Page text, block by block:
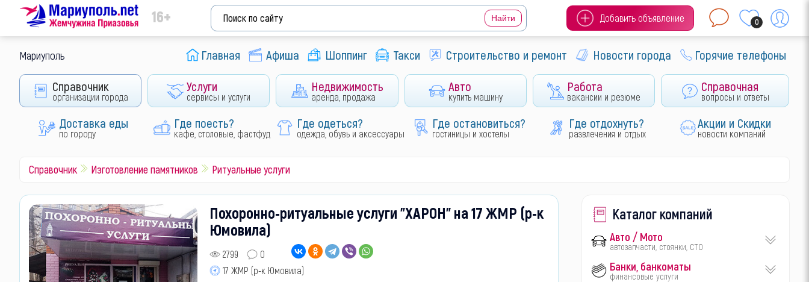
16+ Добавить объявление 0
Мариуполь Главная Афиша Шоппинг Такси Строительство и ремонт Новости города Горячие телефоны
Справочник
организации города
Услуги
сервисы и услуги
Недвижимость
аренда, продажа
Авто
купить машину
Работа
вакансии и резюме
Справочная
вопросы и ответы
Доставка еды
по городу
Где поесть?
кафе, столовые, фастфуд
Где одеться?
одежда, обувь и аксессуары
Где остановиться?
гостиницы и хостелы
Где отдохнуть?
развлечения и отдых
Акции и Скидки
новости компаний
Справочник Изготовление памятников Ритуальные услуги
Похоронно-ритуальные услуги "ХАРОН" на 17 ЖМР (р-к
Юмовила)
2799
0
17 ЖМР (р-к Юмовила)
Каталог компаний
Авто / Мото
автозапчасти, стоянки, СТО
Банки, банкоматы
финансовые услуги